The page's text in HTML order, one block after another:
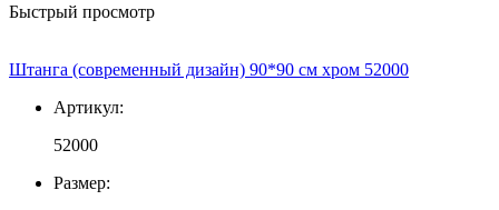
Быстрый просмотр
Штанга (современный дизайн) 90*90 см хром 52000
Артикул:
52000
Размер: